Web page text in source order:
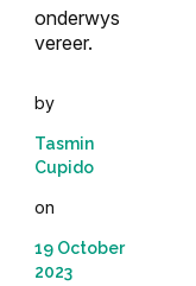
onderwys
vereer.
by
Tasmin
Cupido
on
19 October
2023